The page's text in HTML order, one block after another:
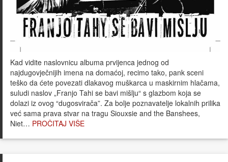
Kad vidite naslovnicu albuma prvijenca jednog od
najdugovječnijih imena na domaćoj, recimo tako, pank sceni
teško da ćete povezati dlakavog muškarca u maskirnim hlačama,
suludi naslov „Franjo Tahi se bavi mišlju“ s glazbom koja se
dolazi iz ovog “dugosvirača”. Za bolje poznavatelje lokalnih prilika
već sama prava stvar na tragu Siouxsie and the Banshees,
Niet… PROČITAJ VIŠE